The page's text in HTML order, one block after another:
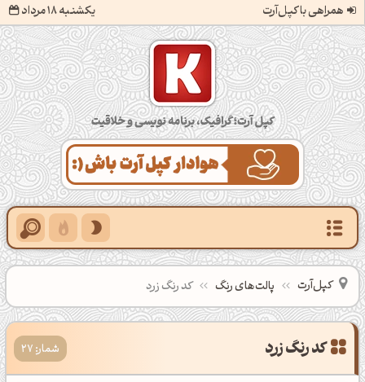
همراهی با کپل‌آرت یکشنبه 18 مرداد
کپل‌آرت؛ گرافیک، برنامه‌نویسی و خلاقیت
کپل‌آرت پالت‌های رنگ کد رنگ زرد
شمار: 27